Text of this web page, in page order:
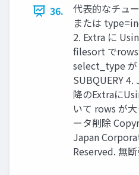
36.
代表的なチュ
または
2. Extra に
filesort で
select_type が
SUBQUERY
降のExtraに
いて rows が
ータ削除
Japan
Reserved. 無